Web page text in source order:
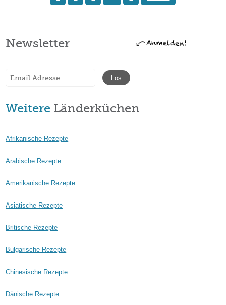
Newsletter
Weitere Länderküchen
Afrikanische Rezepte
Arabische Rezepte
Amerikanische Rezepte
Asiatische Rezepte
Britische Rezepte
Bulgarische Rezepte
Chinesische Rezepte
Dänische Rezepte